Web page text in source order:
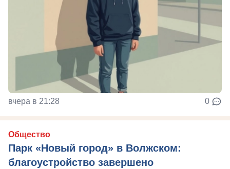
вчера в 21:28 0
Общество
Парк «Новый город» в Волжском:
благоустройство завершено